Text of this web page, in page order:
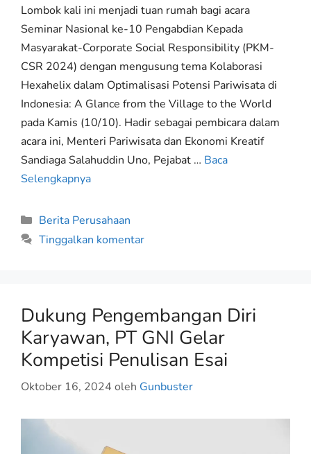
Lombok kali ini menjadi tuan rumah bagi acara
Seminar Nasional ke-10 Pengabdian Kepada
Masyarakat-Corporate Social Responsibility (PKM-
CSR 2024) dengan mengusung tema Kolaborasi
Hexahelix dalam Optimalisasi Potensi Pariwisata di
Indonesia: A Glance from the Village to the World
pada Kamis (10/10). Hadir sebagai pembicara dalam
acara ini, Menteri Pariwisata dan Ekonomi Kreatif
Sandiaga Salahuddin Uno, Pejabat … Baca
Selengkapnya
Berita Perusahaan
Tinggalkan komentar
Dukung Pengembangan Diri
Karyawan, PT GNI Gelar
Kompetisi Penulisan Esai
Oktober 16, 2024 oleh Gunbuster